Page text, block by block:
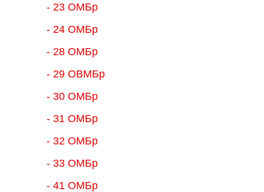
- 23 ОМБр
- 24 ОМБр
- 28 ОМБр
- 29 ОВМБр
- 30 ОМБр
- 31 ОМБр
- 32 ОМБр
- 33 ОМБр
- 41 ОМБр